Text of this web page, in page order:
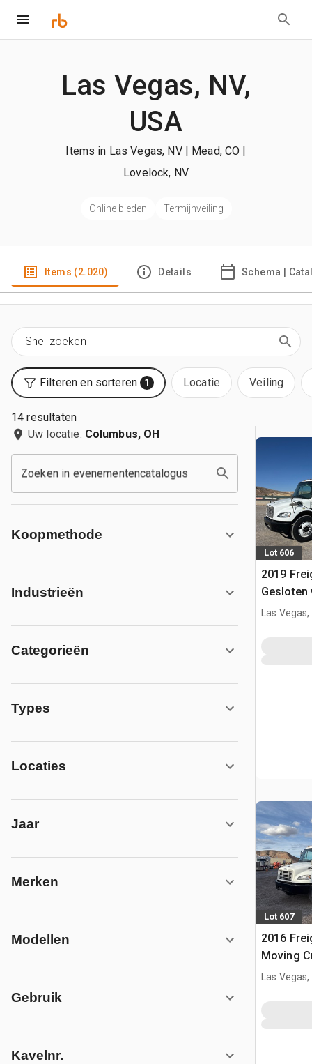
Las Vegas, NV,
USA
Items in Las Vegas, NV | Mead, CO |
Lovelock, NV
Online bieden Termijnveiling
Items (2.020) Details Schema |
Filteren en sorteren 1 Locatie Veiling
14 resultaten
Uw locatie: Columbus, OH
Zoeken in evenementencatalogus
Koopmethode
Industrieën
Categorieën
Types
Locaties
Jaar
Merken
Modellen
Gebruik
Kavelnr.
Lot 606
2019
Gesloten
Las Vegas,
Lot 607
2016
Moving
Las Vegas,